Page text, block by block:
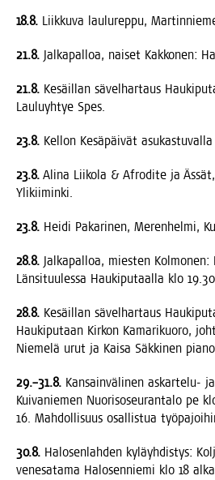
18.8. Liik­ku­va lau­lu­rep­pu,
21.8. Jal­ka­pal­loa, nai­set Kak­ko­nen:
21.8. Kesäil­lan sävel­har­taus
Lau­lu­yh­tye Spes.
23.8. Kel­lon Kesä­päi­vät
23.8. Ali­na Lii­ko­la & Afro­di­te ja
Ylikiiminki.
23.8. Hei­di Paka­ri­nen, Meren­hel­mi,
28.8. Jal­ka­pal­loa, mies­ten Kol­mo­nen:
Län­si­tuu­les­sa Hau­ki­pu­taal­la klo
28.8. Kesäil­lan sävel­har­taus
Hau­ki­pu­taan Kir­kon Kama­ri­kuo­ro,
Nie­me­lä urut ja Kai­sa Säk­ki­nen
29.–31.8. Kan­sain­vä­li­nen askar­te­lu-
Kui­va­nie­men Nuo­ri­so­seu­ran­ta­lo pe
16. Mah­dol­li­suus osal­lis­tua
30.8. Halo­sen­lah­den kyläyh­dis­tys:
vene­sa­ta­ma Halo­sen­nie­mi klo 18